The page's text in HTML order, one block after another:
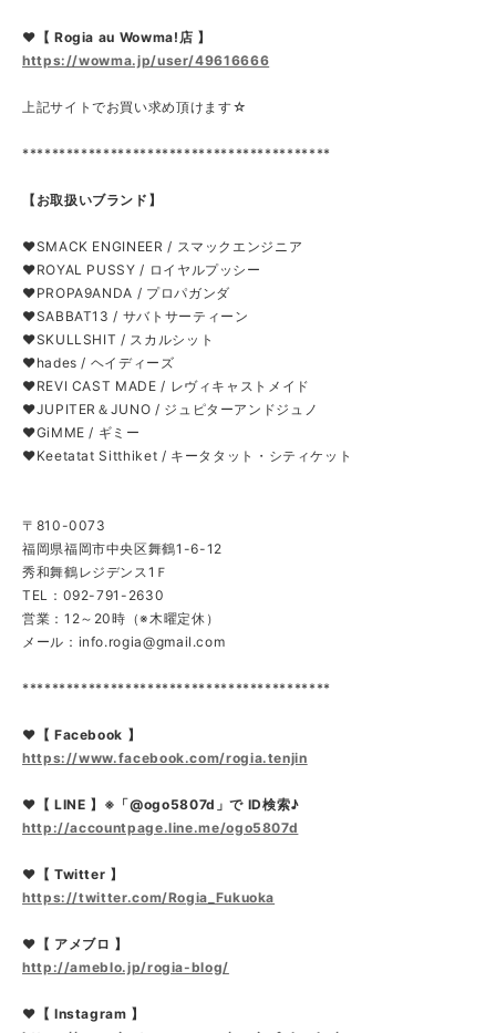
❤【 Rogia au Wowma!店 】
https://wowma.jp/user/49616666
上記サイトでお買い求め頂けます☆
******************************************
【お取扱いブランド】
❤SMACK ENGINEER / スマックエンジニア
❤ROYAL PUSSY / ロイヤルプッシー
❤PROPA9ANDA / プロパガンダ
❤SABBAT13 / サバトサーティーン
❤SKULLSHIT / スカルシット
❤hades / ヘイディーズ
❤REVI CAST MADE / レヴィキャストメイド
❤JUPITER＆JUNO / ジュピターアンドジュノ
❤GiMME / ギミー
❤Keetatat Sitthiket / キータタット・シティケット
〒810-0073
福岡県福岡市中央区舞鶴1-6-12
秀和舞鶴レジデンス1Ｆ
TEL：092-791-2630
営業：12～20時（※木曜定休）
メール： info.rogia@gmail.com
******************************************
❤【 Facebook 】
https://www.facebook.com/rogia.tenjin
❤【 LINE 】※「@ogo5807d」で ID検索♪
http://accountpage.line.me/ogo5807d
❤【 Twitter 】
https://twitter.com/Rogia_Fukuoka
❤【 アメブロ 】
http://ameblo.jp/rogia-blog/
❤【 Instagram 】